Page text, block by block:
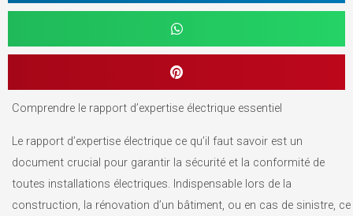
Comprendre le rapport d’expertise électrique essentiel
Le rapport d’expertise électrique ce qu’il faut savoir est un
document crucial pour garantir la sécurité et la conformité de
toutes installations électriques. Indispensable lors de la
construction, la rénovation d’un bâtiment, ou en cas de sinistre, ce